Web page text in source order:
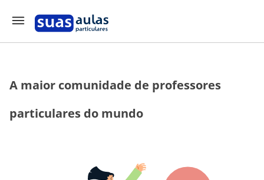
A maior comunidade de professores
particulares do mundo